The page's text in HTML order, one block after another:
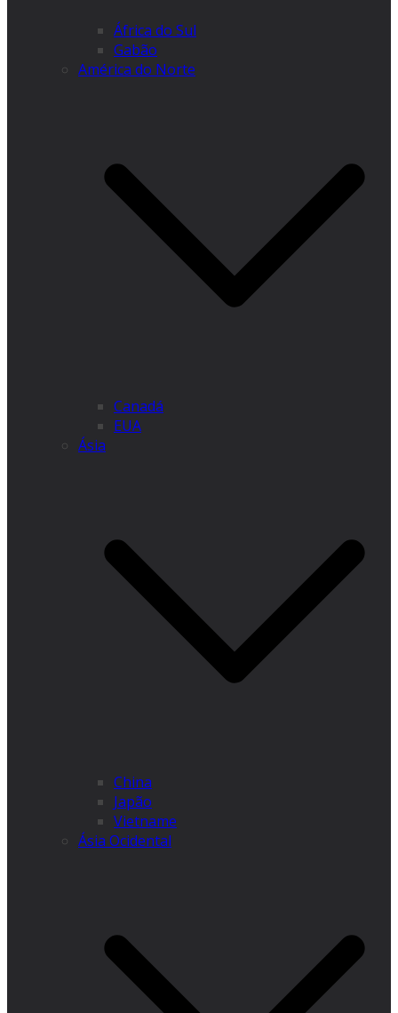
África do Sul
Gabão
América do Norte
Canadá
EUA
Ásia
China
Japão
Vietname
Ásia Ocidental